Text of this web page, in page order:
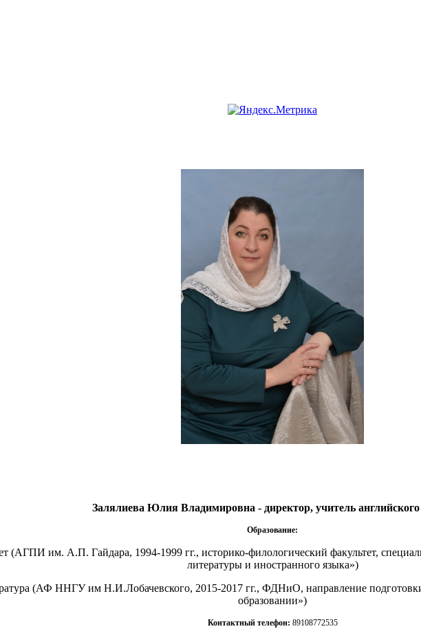
Залялиева Юлия Владимировна - директор, учитель
Образование:
(АГПИ им. А.П. Гайдара, 1994-1999 гг., историко-филологический факультет,
литературы и иностранного языка»)
(АФ ННГУ им Н.И.Лобачевского, 2015-2017 гг., ФДНиО, направление
образовании»)
Контактный телефон: 89108772535